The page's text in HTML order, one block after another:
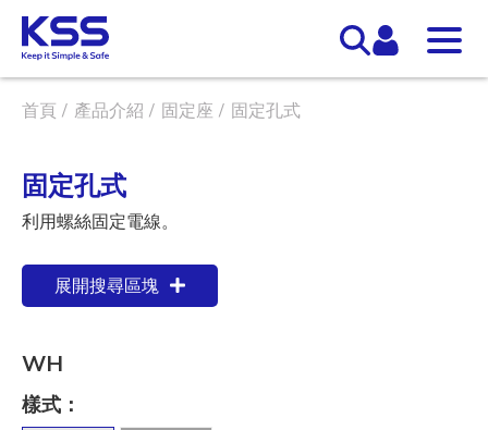
首頁 產品介紹 固定座 固定孔式
固定孔式
利用螺絲固定電線。
展開搜尋區塊
WH
樣式：